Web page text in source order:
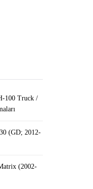
100 Truck /
(GD; 2012-
(2002-